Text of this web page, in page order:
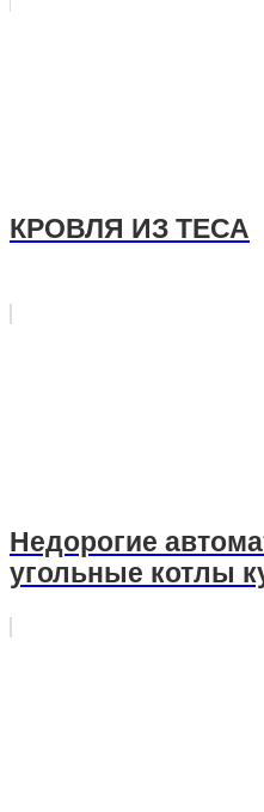
КРОВЛЯ ИЗ ТЕСА
Недорогие
угольные котлы